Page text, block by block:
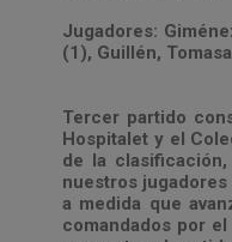
Jugadores:
(1), Guillén,
Tercer partido
Hospitalet y el
de la
nuestros
a medida que
comandados por